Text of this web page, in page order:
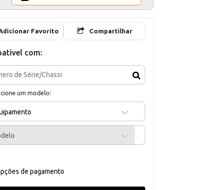
Favorito Compartilhar
com:
um modelo:
de pagamento